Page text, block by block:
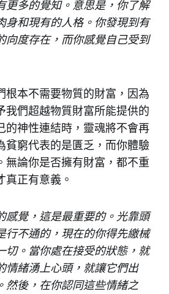
更多的覺知。意思是，你了解
身和現有的人格。你發現到有
向度存在，而你感覺自己受到
根本不需要物質的財富，因為
我們超越物質財富所能提供的
的神性連結時，靈魂將不會再
貧窮代表的是匱乏，而你體驗
無論你是否擁有財富，都不重
真正有意義。
感覺，這是最重要的。光靠頭
行不通的，現在的你得先繳械
切。當你處在接受的狀態，就
情緒湧上心頭，就讓它們出
然後，在你認同這些情緒之